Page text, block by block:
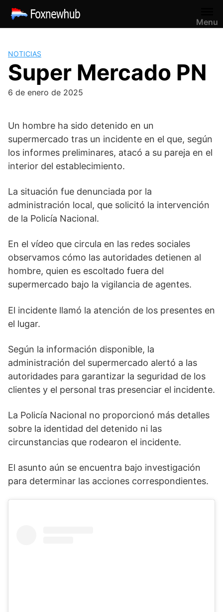
Saltar
contenido
Menu
NOTICIAS
Super Mercado PN
6 de enero de 2025
Un hombre ha sido detenido en un
supermercado tras un incidente en el que, según
los informes preliminares, atacó a su pareja en el
interior del establecimiento.
La situación fue denunciada por la
administración local, que solicitó la intervención
de la Policía Nacional.
En el vídeo que circula en las redes sociales
observamos cómo las autoridades detienen al
hombre, quien es escoltado fuera del
supermercado bajo la vigilancia de agentes.
El incidente llamó la atención de los presentes en
el lugar.
Según la información disponible, la
administración del supermercado alertó a las
autoridades para garantizar la seguridad de los
clientes y el personal tras presenciar el incidente.
La Policía Nacional no proporcionó más detalles
sobre la identidad del detenido ni las
circunstancias que rodearon el incidente.
El asunto aún se encuentra bajo investigación
para determinar las acciones correspondientes.